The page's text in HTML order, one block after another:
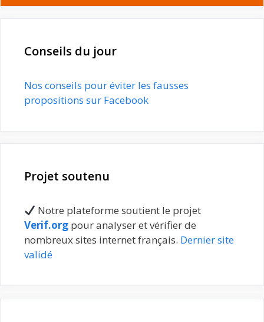
Conseils du jour
Nos conseils pour éviter les fausses
propositions sur Facebook
Projet soutenu
Notre plateforme soutient le projet
Verif.org pour analyser et vérifier de
nombreux sites internet français. Dernier site
validé